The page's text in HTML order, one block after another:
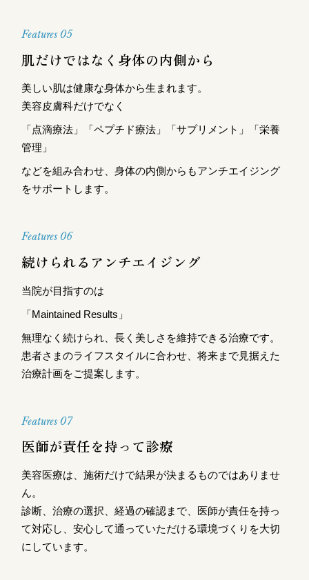
Features 05
肌だけではなく身体の内側から
美しい肌は健康な身体から生まれます。
美容皮膚科だけでなく
「点滴療法」「ペプチド療法」「サプリメント」「栄養
管理」
などを組み合わせ、身体の内側からもアンチエイジング
をサポートします。
Features 06
続けられるアンチエイジング
当院が目指すのは
「Maintained Results」
無理なく続けられ、長く美しさを維持できる治療です。
患者さまのライフスタイルに合わせ、将来まで見据えた
治療計画をご提案します。
Features 07
医師が責任を持って診療
美容医療は、施術だけで結果が決まるものではありませ
ん。
診断、治療の選択、経過の確認まで、医師が責任を持っ
て対応し、安心して通っていただける環境づくりを大切
にしています。